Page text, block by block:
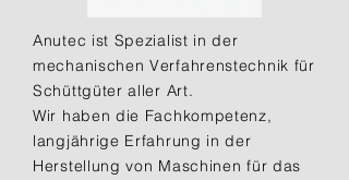
Anutec ist Spezialist in der
mechanischen Verfahrenstechnik für
Schüttgüter aller Art.
Wir haben die Fachkompetenz,
langjährige Erfahrung in der
Herstellung von Maschinen für das